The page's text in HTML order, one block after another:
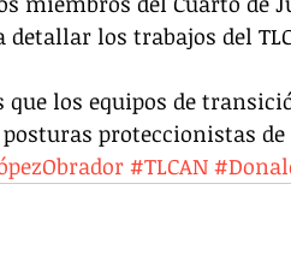
los trabajos del
que los equipos de
proteccionistas de
#TLCAN